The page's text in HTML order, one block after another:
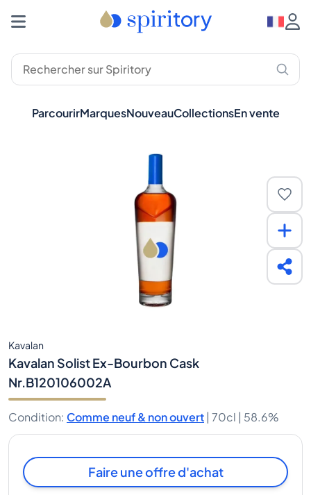
ParcourirMarquesNouveauCollectionsEn vente
Kavalan
Kavalan Solist Ex-Bourbon Cask
Nr.B120106002A
Condition: Comme neuf & non ouvert | 70cl | 58.6%
Faire une offre d'achat